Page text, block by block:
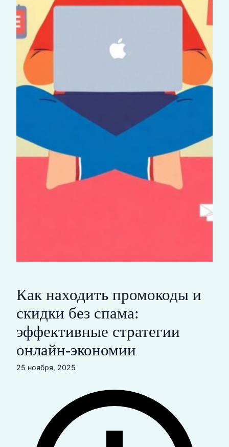
Как находить промокоды и
скидки без спама:
эффективные стратегии
онлайн-экономии
25 ноября, 2025